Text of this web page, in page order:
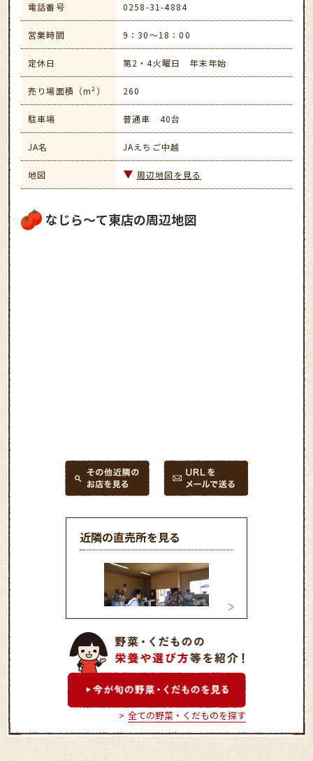
電話番号 0258-31-4884
営業時間 9：30～18：00
定休日 第2・4火曜日 年末年始
売り場面積（m²） 260
駐車場 普通車 40台
JA名 JAえちご中越
地図 周辺地図を見る
なじら～て東店の周辺地図
近隣の直売所を見る
ふれあい市直売所
こしじ青空市
全ての野菜・くだものを探す